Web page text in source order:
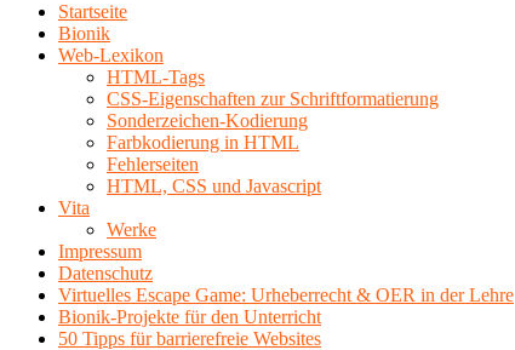
Startseite
Bionik
Web-Lexikon
HTML-Tags
CSS-Eigenschaften zur Schriftformatierung
Sonderzeichen-Kodierung
Farbkodierung in HTML
Fehlerseiten
HTML, CSS und Javascript
Vita
Werke
Impressum
Datenschutz
Virtuelles Escape Game: Urheberrecht & OER in der Lehre
Bionik-Projekte für den Unterricht
50 Tipps für barrierefreie Websites